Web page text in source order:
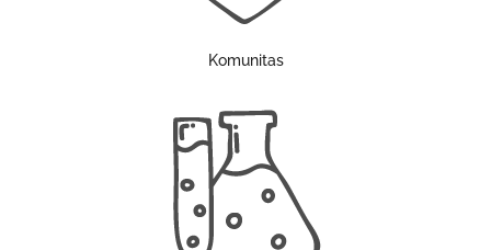
Komunitas